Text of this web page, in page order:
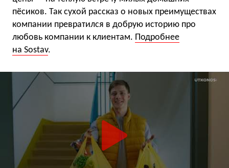
пёсиков. Так сухой рассказ о новых преимуществах
компании превратился в добрую историю про
любовь компании к клиентам. Подробнее
на Sostav.